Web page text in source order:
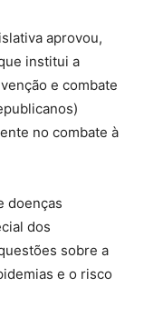
aprovou,
institui a
e combate
no combate à
doenças
dos
sobre a
e o risco